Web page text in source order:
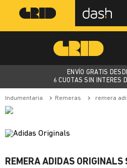
ENVÍO GRATIS
6 CUOTAS SIN INTERES
indumentaria remeras remera
REMERA ADIDAS ORIGINALS